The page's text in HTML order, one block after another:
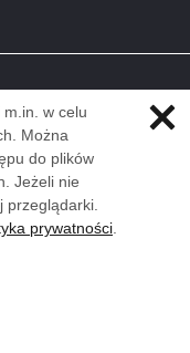
w celu
Można
do plików
Jeżeli nie
przeglądarki.
prywatności